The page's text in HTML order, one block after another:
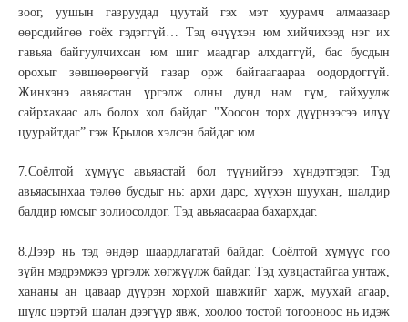
зоог, уушын газруудад цуутай гэх мэт хуурамч алмаазаар
өөрсдийгөө гоёх гэдэггүй… Тэд өчүүхэн юм хийчихээд нэг их
гавьяа байгуулчихсан юм шиг маадгар алхдаггүй, бас бусдын
орохыг зөвшөөрөөгүй газар орж байгаагаараа оодордоггүй.
Жинхэнэ авьяастан үргэлж олны дунд нам гүм, гайхуулж
сайрхахаас аль болох хол байдаг. "Хоосон торх дүүрнээсээ илүү
цуурайтдаг” гэж Крылов хэлсэн байдаг юм.
7.Соёлтой хүмүүс авьяастай бол түүнийгээ хүндэтгэдэг. Тэд
авьяасынхаа төлөө бусдыг нь: архи дарс, хүүхэн шуухан, шалдир
балдир юмсыг золиосолдог. Тэд авьяасаараа бахархдаг.
8.Дээр нь тэд өндөр шаардлагатай байдаг. Соёлтой хүмүүс гоо
зүйн мэдрэмжээ үргэлж хөгжүүлж байдаг. Тэд хувцастайгаа унтаж,
хананы ан цаваар дүүрэн хорхой шавжийг харж, муухай агаар,
шүлс цэртэй шалан дээгүүр явж, хоолоо тостой тогооноос нь идэж